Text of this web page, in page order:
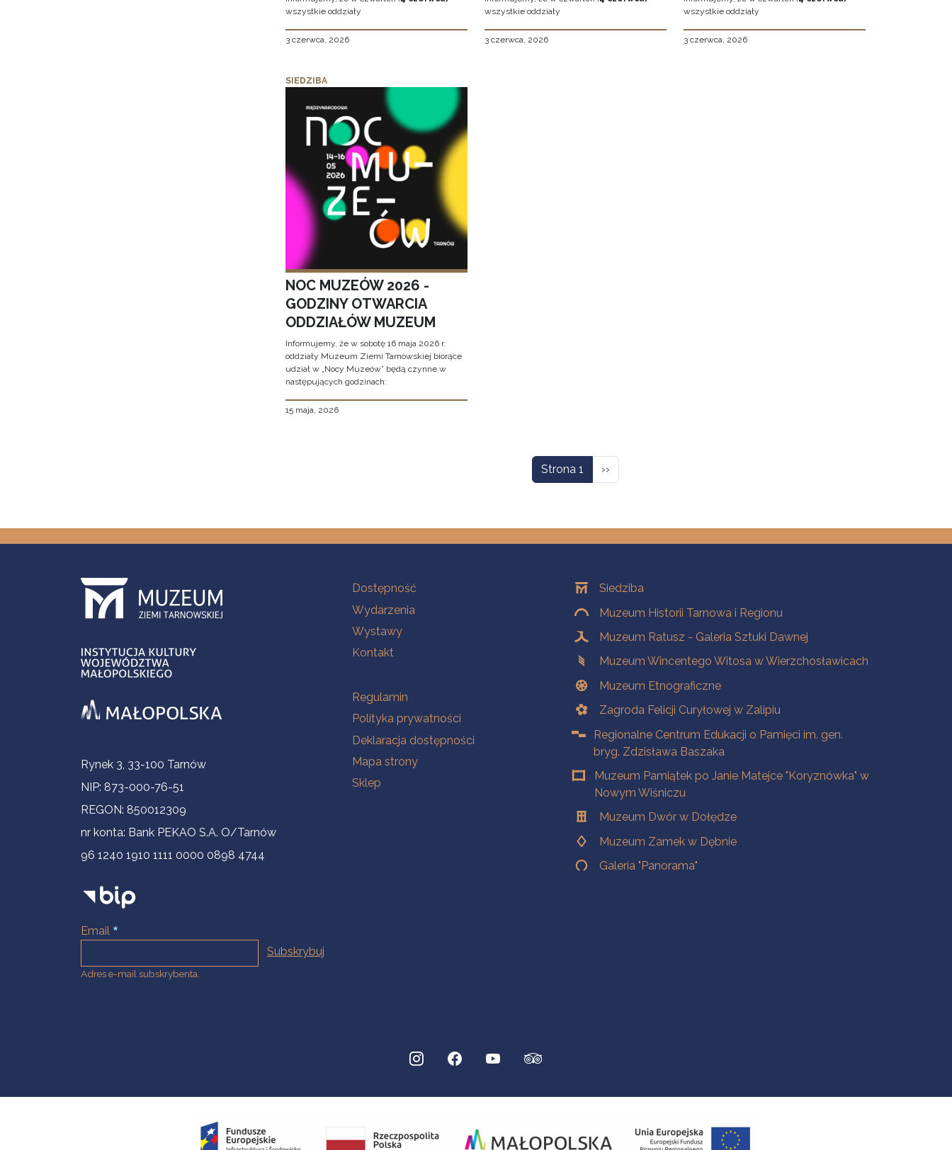
wszystkie oddziały
3 czerwca, 2026
wszystkie oddziały
3 czerwca, 2026
wszystkie oddziały
3 czerwca, 2026
SIEDZIBA
NOC MUZEÓW 2026 -
GODZINY OTWARCIA
ODDZIAŁÓW MUZEUM
Informujemy, że w sobotę 16 maja 2026 r.
oddziały Muzeum Ziemi Tarnowskiej biorące
udział w „Nocy Muzeów” będą czynne w
następujących godzinach:
15 maja, 2026
Strona 1 Następna strona
››
Informacje kontaktowe
Rynek 3, 33-100 Tarnów
NIP: 873-000-76-51
REGON: 850012309
nr konta: Bank PEKAO S.A. O/Tarnów
96 1240 1910 1111 0000 0898 4744
Email
Adres e-mail subskrybenta.
Na skróty
Dostępność
Wydarzenia
Wystawy
Kontakt
Na skróty
Regulamin
Polityka prywatności
Deklaracja dostępności
Mapa strony
Sklep
OddziałySiedziba
Muzeum Historii Tarnowa i Regionu
Muzeum Ratusz - Galeria Sztuki Dawnej
Muzeum Wincentego Witosa w Wierzchosławicach
Muzeum Etnograficzne
Zagroda Felicji Curyłowej w Zalipiu
Regionalne Centrum Edukacji o Pamięci im. gen.
bryg. Zdzisława Baszaka
Muzeum Pamiątek po Janie Matejce "Koryznówka" w
Nowym Wiśniczu
Muzeum Dwór w Dołędze
Muzeum Zamek w Dębnie
Galeria "Panorama"